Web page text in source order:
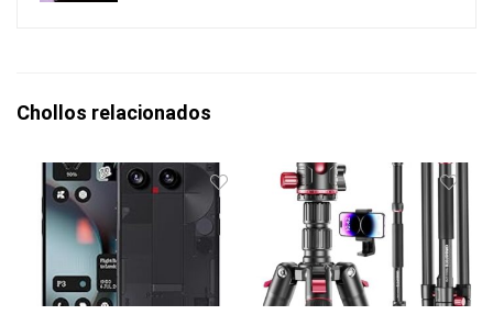
Chollos relacionados